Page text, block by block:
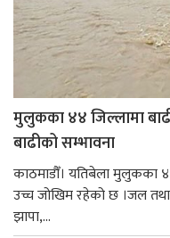
मुलुकका ४४ जिल्लामा
बाढीको सम्भावना
काठमाडौँ। यतिबेला मुलुकका
उच्च जोखिम रहेको छ ।जल तथा
झापा,...